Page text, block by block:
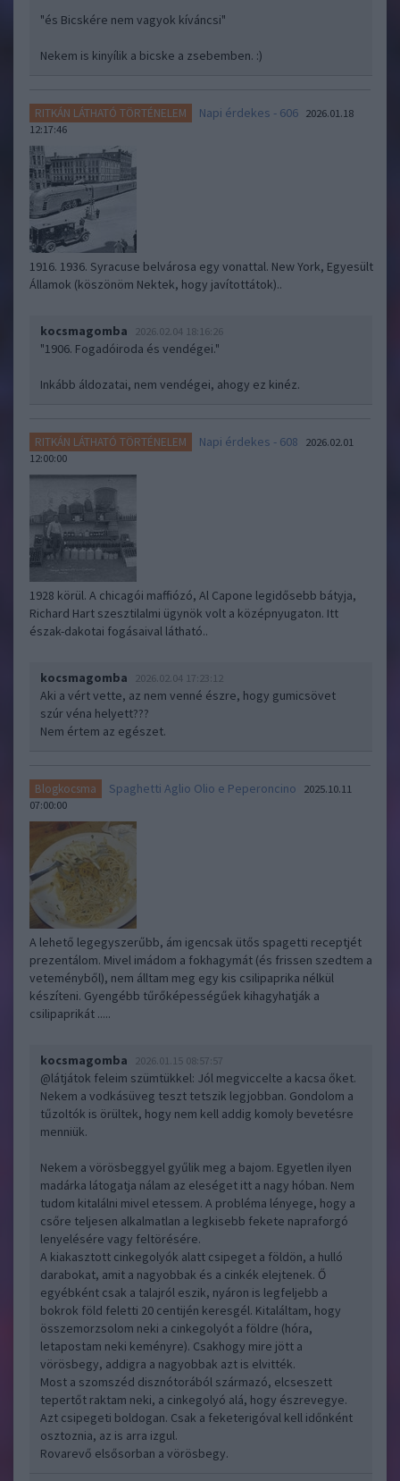
"és Bicskére nem vagyok kíváncsi"
Nekem is kinyílik a bicske a zsebemben. :)
RITKÁN LÁTHATÓ TÖRTÉNELEM Napi érdekes - 606 2026.01.18
12:17:46
1916. 1936. Syracuse belvárosa egy vonattal. New York, Egyesült
Államok (köszönöm Nektek, hogy javítottátok)..
kocsmagomba 2026.02.04 18:16:26
"1906. Fogadóiroda és vendégei."
Inkább áldozatai, nem vendégei, ahogy ez kinéz.
RITKÁN LÁTHATÓ TÖRTÉNELEM Napi érdekes - 608
2026.02.01
12:00:00
1928 körül. A chicagói maffiózó, Al Capone legidősebb bátyja,
Richard Hart szesztilalmi ügynök volt a középnyugaton. Itt
észak-dakotai fogásaival látható..
kocsmagomba 2026.02.04 17:23:12
Aki a vért vette, az nem venné észre, hogy gumicsövet
szúr véna helyett???
Nem értem az egészet.
Blogkocsma Spaghetti Aglio Olio e Peperoncino
2025.10.11
07:00:00
A lehető legegyszerűbb, ám igencsak ütős spagetti receptjét
prezentálom. Mivel imádom a fokhagymát (és frissen szedtem a
veteményből), nem álltam meg egy kis csilipaprika nélkül
készíteni. Gyengébb tűrőképességűek kihagyhatják a
csilipaprikát .....
kocsmagomba 2026.01.15 08:57:57
@látjátok feleim szümtükkel: Jól megviccelte a kacsa őket.
Nekem a vodkásüveg teszt tetszik legjobban. Gondolom a
tűzoltók is örültek, hogy nem kell addig komoly bevetésre
menniük.
Nekem a vörösbeggyel gyűlik meg a bajom. Egyetlen ilyen
madárka látogatja nálam az eleséget itt a nagy hóban. Nem
tudom kitalálni mivel etessem. A probléma lényege, hogy a
csőre teljesen alkalmatlan a legkisebb fekete napraforgó
lenyelésére vagy feltörésére.
A kiakasztott cinkegolyók alatt csipeget a földön, a hulló
darabokat, amit a nagyobbak és a cinkék elejtenek. Ő
egyébként csak a talajról eszik, nyáron is legfeljebb a
bokrok föld feletti 20 centijén keresgél. Kitaláltam, hogy
összemorzsolom neki a cinkegolyót a földre (hóra,
letapostam neki keményre). Csakhogy mire jött a
vörösbegy, addigra a nagyobbak azt is elvitték.
Most a szomszéd disznótorából származó, elcseszett
tepertőt raktam neki, a cinkegolyó alá, hogy észrevegye.
Azt csipegeti boldogan. Csak a feketerigóval kell időnként
osztoznia, az is arra izgul.
Rovarevő elsősorban a vörösbegy.